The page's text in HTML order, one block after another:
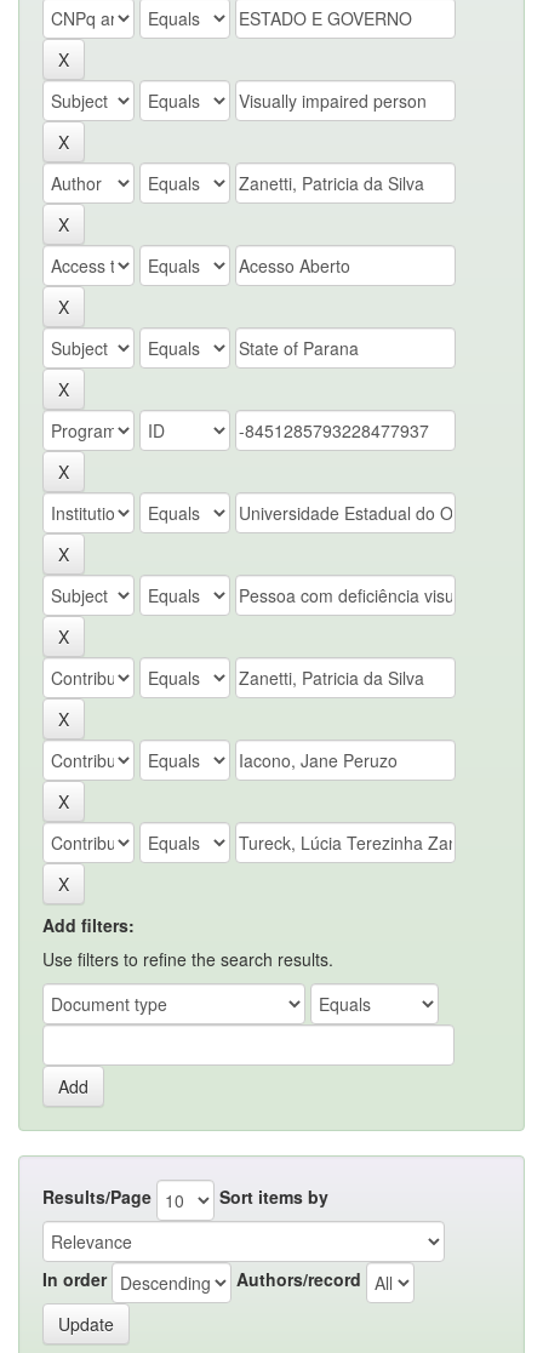
Add filters:
Use filters to refine the search results.
Results/Page Sort items by
In order Authors/record